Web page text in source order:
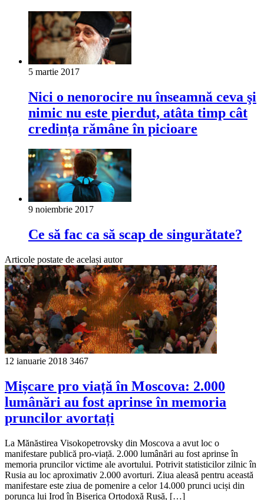
5 martie 2017
Nici o nenorocire nu înseamnă ceva şi
nimic nu este pierdut, atâta timp cât
credinţa rămâne în picioare
9 noiembrie 2017
Ce să fac ca să scap de singurătate?
Articole postate de același autor
12 ianuarie 2018 3467
Mișcare pro viață în Moscova: 2.000
lumânări au fost aprinse în memoria
pruncilor avortați
La Mănăstirea Visokopetrovsky din Moscova a avut loc o
manifestare publică pro-viață. 2.000 lumânări au fost aprinse în
memoria pruncilor victime ale avortului. Potrivit statisticilor zilnic în
Rusia au loc aproximativ 2.000 avorturi. Ziua aleasă pentru această
manifestare este ziua de pomenire a celor 14.000 prunci uciși din
porunca lui Irod în Biserica Ortodoxă Rusă, […]